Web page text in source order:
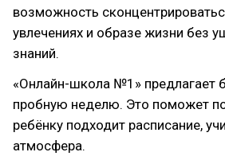
возможность
увлечениях и образе жизни без
знаний.
«Онлайн-школа №1» предлагает
пробную неделю. Это поможет
ребёнку подходит расписание,
атмосфера.